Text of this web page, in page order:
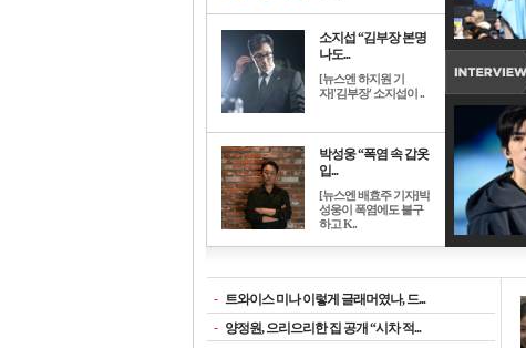
소지섭 “김부장 본명
나도...
[뉴스엔 하지원 기
자]'김부장' 소지섭이 ..
박성웅 “폭염 속 갑옷
입...
[뉴스엔 배효주 기자]박
성웅이 폭염에도 불구
하고 K..
- 트와이스 미나 이렇게 글래머였나, 드...
- 양정원, 으리으리한 집 공개 “시차 적...